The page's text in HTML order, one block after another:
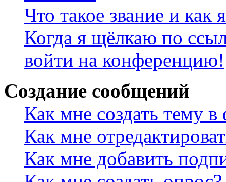
Что такое звание и как
Когда я щёлкаю по
войти на конференцию!
Создание сообщений
Как мне создать тему
Как мне
Как мне добавить